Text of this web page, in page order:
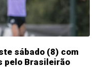
sábado (8) com
pelo Brasileirão